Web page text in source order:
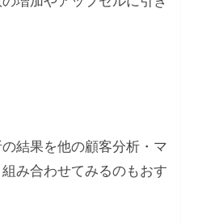
結果を他の顧客分析・マ
み合わせてみるのもおす